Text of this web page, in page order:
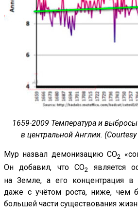
1659-2009 Температура и выбросы
в центральной Англии.
Мур назвал демонизацию CO2
Он добавил, что CO2
является
на Земле, а его концентрация в
даже с учётом роста, ниже, чем
большей части существования